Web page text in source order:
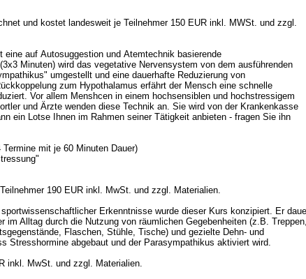
und kostet landesweit je Teilnehmer 150 EUR inkl. MWSt. und zzgl.
eine auf Autosuggestion und Atemtechnik basierende
wird das vegetative Nervensystem von dem ausführenden
umgestellt und eine dauerhafte Reduzierung von
der Mensch eine schnelle
Vor allem Menshcen in einem hochsensiblen und hochstressigem
ein Lotse Ihnen im Rahmen seiner Tätigkeit anbieten - fragen Sie ihn
mit je 60 Minuten Dauer)
190 EUR inkl. MwSt. und zzgl. Materialien.
Erkenntnisse wurde dieser Kurs konzipiert. Er
im Alltag durch die Nutzung von räumlichen Gegebenheiten (z.B. Treppen,
Flaschen, Stühle, Tische) und gezielte Dehn- und
Stresshormine abgebaut und der Parasympathikus aktiviert wird.
inkl. MwSt. und zzgl. Materialien.